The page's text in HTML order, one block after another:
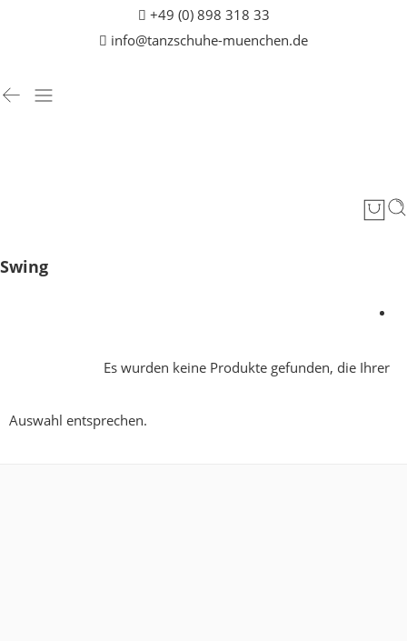
+49 (0) 898 318 33
info@tanzschuhe-muenchen.de
Swing
Es wurden keine Produkte gefunden, die Ihrer
Auswahl entsprechen.